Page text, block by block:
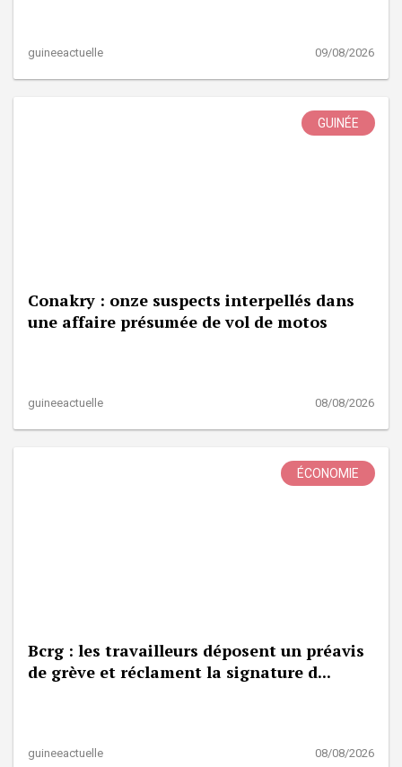
guineeactuelle 09/08/2026
GUINÉE
Conakry : onze suspects interpellés dans
une affaire présumée de vol de motos
guineeactuelle 08/08/2026
ÉCONOMIE
Bcrg : les travailleurs déposent un préavis
de grève et réclament la signature d...
guineeactuelle 08/08/2026